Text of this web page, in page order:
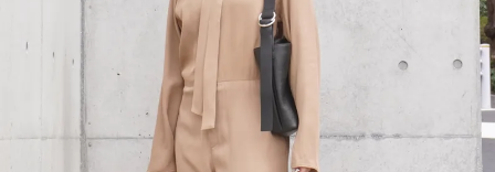
セール
全てのブランド
UNIVERSAL PRODUCTS.
EVCON
MY___